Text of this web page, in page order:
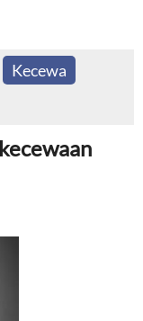
Kecewa